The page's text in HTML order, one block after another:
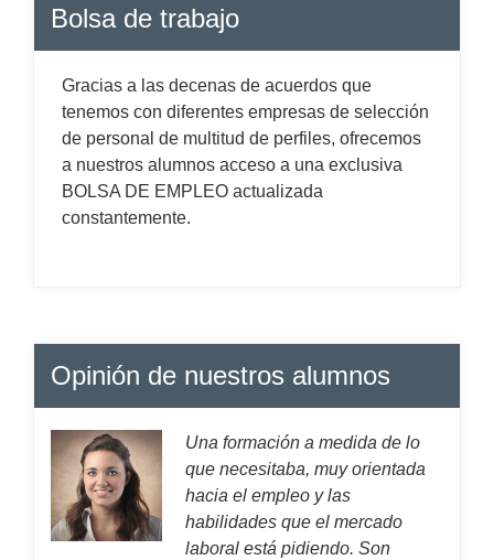
Bolsa de trabajo
Gracias a las decenas de acuerdos que
tenemos con diferentes empresas de selección
de personal de multitud de perfiles, ofrecemos
a nuestros alumnos acceso a una exclusiva
BOLSA DE EMPLEO actualizada
constantemente.
Opinión de nuestros alumnos
Una formación a medida de lo
que necesitaba, muy orientada
hacia el empleo y las
habilidades que el mercado
laboral está pidiendo. Son